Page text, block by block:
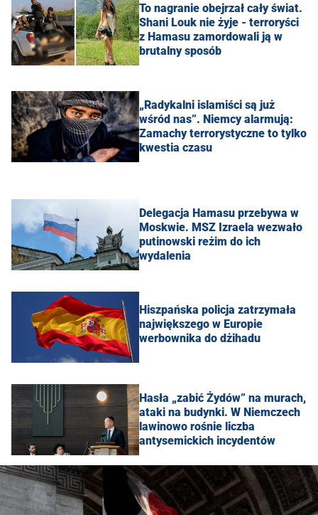
To nagranie obejrzał cały świat.
Shani Louk nie żyje - terroryści
z Hamasu zamordowali ją w
brutalny sposób
„Radykalni islamiści są już
wśród nas”. Niemcy alarmują:
Zamachy terrorystyczne to tylko
kwestia czasu
Delegacja Hamasu przebywa w
Moskwie. MSZ Izraela wezwało
putinowski reżim do ich
wydalenia
Hiszpańska policja zatrzymała
największego w Europie
werbownika do dżihadu
Hasła „zabić Żydów” na murach,
ataki na budynki. W Niemczech
lawinowo rośnie liczba
antysemickich incydentów